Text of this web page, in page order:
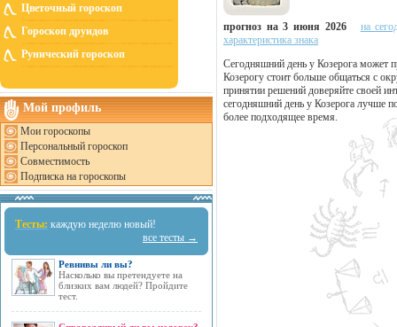
Цветочный гороскоп
Гороскоп друидов
Рунический гороскоп
Мой профиль
Мои гороскопы
Персональный гороскоп
Совместимость
Подписка на гороскопы
Тесты: каждую неделю новый!
все тесты →
Ревнивы ли вы?
Насколько вы претендуете на
близких вам людей? Пройдите
тест.
прогноз на 3 июня 2026
на
характеристика знака
Сегодняшний день у Козерога может
Козерогу стоит больше общаться с
принятии решений доверяйте своей
сегодняшний день у Козерога лучше
более подходящее время.